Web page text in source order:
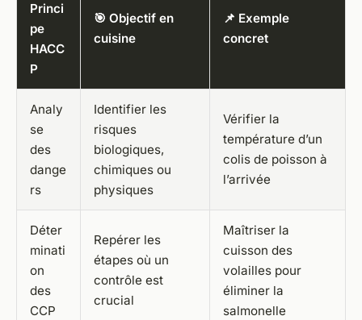
Princi
pe
HACC
P
🎯 Objectif en
cuisine
📌 Exemple
concret
Analy
se
des
dange
rs
Identifier les
risques
biologiques,
chimiques ou
physiques
Vérifier la
température d’un
colis de poisson à
l’arrivée
Déter
minati
on
des
CCP
Repérer les
étapes où un
contrôle est
crucial
Maîtriser la
cuisson des
volailles pour
éliminer la
salmonelle